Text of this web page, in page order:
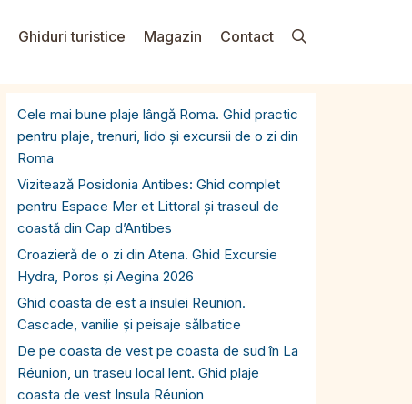
Ghiduri turistice Magazin Contact
Cele mai bune plaje lângă Roma. Ghid practic
pentru plaje, trenuri, lido și excursii de o zi din
Roma
Vizitează Posidonia Antibes: Ghid complet
pentru Espace Mer et Littoral și traseul de
coastă din Cap d’Antibes
Croazieră de o zi din Atena. Ghid Excursie
Hydra, Poros și Aegina 2026
Ghid coasta de est a insulei Reunion.
Cascade, vanilie și peisaje sălbatice
De pe coasta de vest pe coasta de sud în La
Réunion, un traseu local lent. Ghid plaje
coasta de vest Insula Réunion